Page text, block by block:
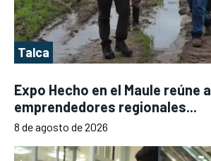
Talca
Expo Hecho en el Maule reúne a
emprendedores regionales...
8 de agosto de 2026